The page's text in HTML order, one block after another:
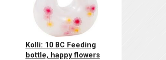
Kolli: 10 BC Feeding
bottle, happy flowers